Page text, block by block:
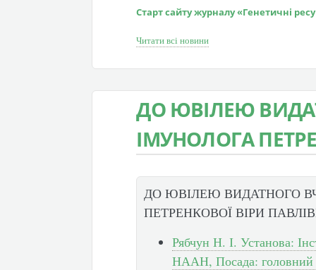
Старт сайту журналу «Генетичні
Читати всі новини
ДО ЮВІЛЕЮ
ІМУНОЛОГА
ДО ЮВІЛЕЮ ВИДАТНОГО
ПЕТРЕНКОВОЇ ВІРИ
Рябчун Н. І. Установа:
НААН, Посада: головний